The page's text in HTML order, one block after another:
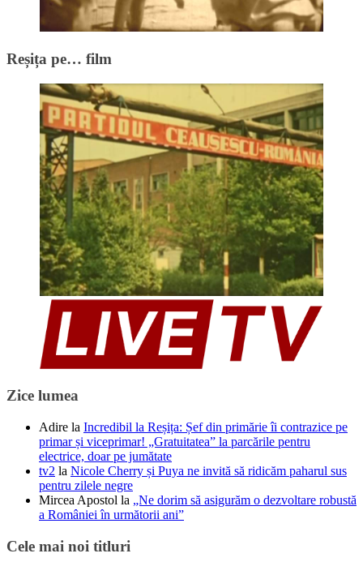
Reșița pe… film
Zice lumea
Adire la Incredibil la Reșița: Șef din primărie îi contrazice pe
primar și viceprimar! „Gratuitatea” la parcările pentru
electrice, doar pe jumătate
tv2 la Nicole Cherry și Puya ne invită să ridicăm paharul sus
pentru zilele negre
Mircea Apostol la „Ne dorim să asigurăm o dezvoltare robustă
a României în următorii ani”
Cele mai noi titluri